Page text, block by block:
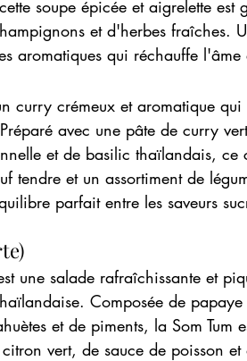
soupe épicée et aigrelette est
et d'herbes fraîches.
aromatiques qui réchauffe l'âme
curry crémeux et aromatique qui
avec une pâte de curry
et de basilic thaïlandais, ce
et un assortiment de
parfait entre les saveurs
une salade rafraîchissante et
Composée de
et de piments, la Som Tum
vert, de sauce de poisson et